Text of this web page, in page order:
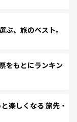
、旅のベスト。
をもとにランキン
楽しくなる 旅先・